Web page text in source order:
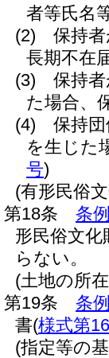
者等氏名
(2)
保持
長期不在
(3)
保持
た場合、
(4)
保持
を生じた
号)
(有形民俗
第18条
条
形民俗文化
らない。
(土地の所
第19条
条
書(様式第
(指定等の